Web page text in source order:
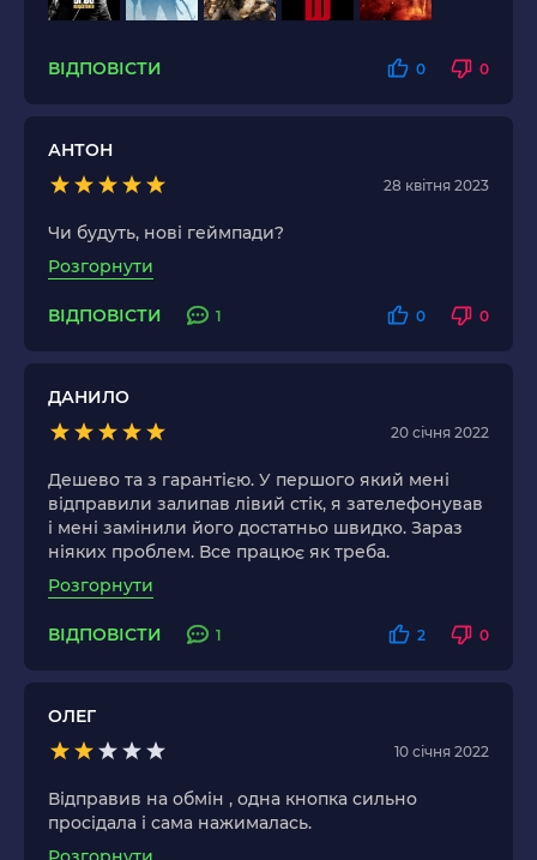
ВІДПОВІСТИ 0 0
АНТОН
28 квітня 2023
Чи будуть, нові геймпади?
Розгорнути
ВІДПОВІСТИ 1 0 0
ДАНИЛО
20 січня 2022
Дешево та з гарантією. У першого який мені
відправили залипав лівий стік, я зателефонував
і мені замінили його достатньо швидко. Зараз
ніяких проблем. Все працює як треба.
Розгорнути
ВІДПОВІСТИ 1 2 0
ОЛЕГ
10 січня 2022
Відправив на обмін , одна кнопка сильно
просідала і сама нажималась.